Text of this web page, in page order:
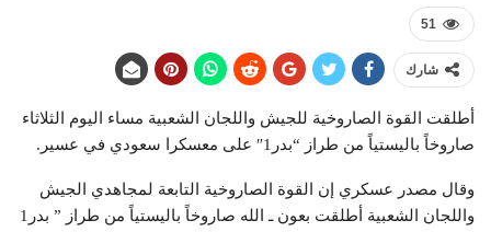
51
شارك
أطلقت القوة الصاروخية للجيش واللجان الشعبية مساء اليوم الثلاثاء
صاروخاً باليستياً من طراز “بدر1″ على معسكرا سعودي في عسير.
وقال مصدر عسكري إن القوة الصاروخية التابعة لمجاهدي الجيش
واللجان الشعبية أطلقت بعون ـ الله صاروخاً باليستياً من طراز ” بدر1